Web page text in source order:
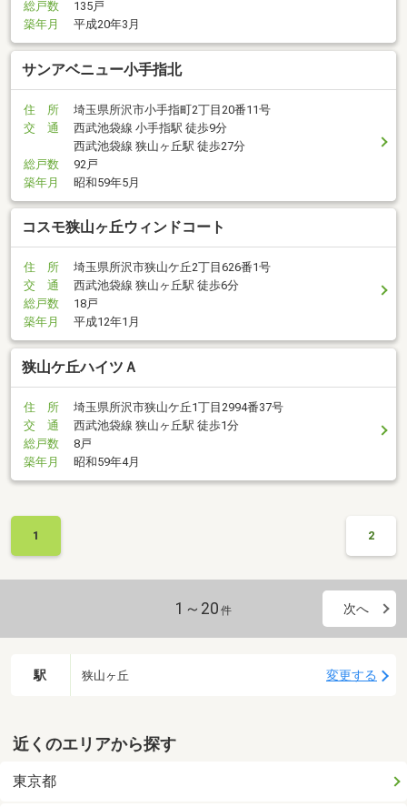
総戸数
135戸
築年月
平成20年3月
サンアベニュー小手指北
住 所
埼玉県所沢市小手指町2丁目20番11号
交 通
西武池袋線 小手指駅 徒歩9分
西武池袋線 狭山ヶ丘駅 徒歩27分
総戸数
92戸
築年月
昭和59年5月
コスモ狭山ヶ丘ウィンドコート
住 所
埼玉県所沢市狭山ケ丘2丁目626番1号
交 通
西武池袋線 狭山ヶ丘駅 徒歩6分
総戸数
18戸
築年月
平成12年1月
狭山ケ丘ハイツＡ
住 所
埼玉県所沢市狭山ケ丘1丁目2994番37号
交 通
西武池袋線 狭山ヶ丘駅 徒歩1分
総戸数
8戸
築年月
昭和59年4月
1 2
1～20 件 次へ
駅 狭山ヶ丘 変更する
近くのエリアから探す
東京都